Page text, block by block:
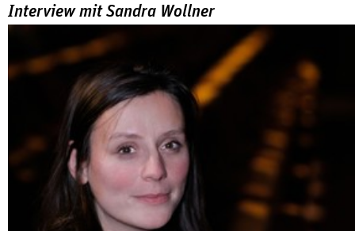
Interview mit Sandra Wollner